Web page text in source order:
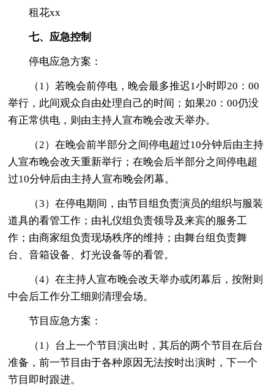
租花xx
七、应急控制
停电应急方案：
（1）若晚会前停电，晚会最多推迟1小时即20：00
举行，此间观众自由处理自己的时间；如果20：00仍没
有正常供电，则由主持人宣布晚会改天举办。
（2）在晚会前半部分之间停电超过10分钟后由主持
人宣布晚会改天重新举行；在晚会后半部分之间停电超
过10分钟后由主持人宣布晚会闭幕。
（3）在停电期间，由节目组负责演员的组织与服装
道具的看管工作；由礼仪组负责领导及来宾的服务工
作；由商家组负责现场秩序的维持；由舞台组负责舞
台、音箱设备、灯光设备等的看管。
（4）在主持人宣布晚会改天举办或闭幕后，按附则
中会后工作分工细则清理会场。
节目应急方案：
（1）台上一个节目演出时，其后的两个节目在后台
准备，前一节目由于各种原因无法按时出演时，下一个
节目即时跟进。